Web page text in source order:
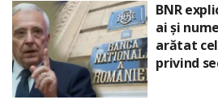
BNR
ai și
arătat
privind